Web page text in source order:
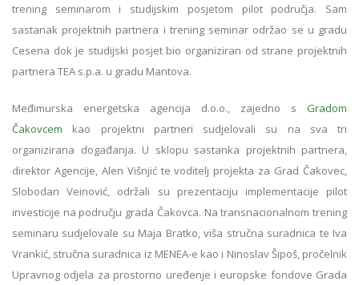
trening seminarom i studijskim posjetom pilot područja. Sam
sastanak projektnih partnera i trening seminar održao se u gradu
Cesena dok je studijski posjet bio organiziran od strane projektnih
partnera TEA s.p.a. u gradu Mantova.
Međimurska energetska agencija d.o.o., zajedno s Gradom
Čakovcem kao projektni partneri sudjelovali su na sva tri
organizirana događanja. U sklopu sastanka projektnih partnera,
direktor Agencije, Alen Višnjić te voditelj projekta za Grad Čakovec,
Slobodan Veinović, održali su prezentaciju implementacije pilot
investicije na području grada Čakovca. Na transnacionalnom trening
seminaru sudjelovale su Maja Bratko, viša stručna suradnica te Iva
Vrankić, stručna suradnica iz MENEA-e kao i Ninoslav Šipoš, pročelnik
Upravnog odjela za prostorno uređenje i europske fondove Grada